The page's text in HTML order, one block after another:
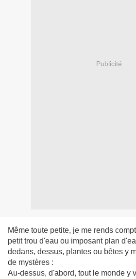
Publicité
Même toute petite, je me rends
petit trou d'eau ou imposant plan
dedans, dessus, plantes ou bêtes y
de mystères :
Au-dessus, d'abord, tout le monde y